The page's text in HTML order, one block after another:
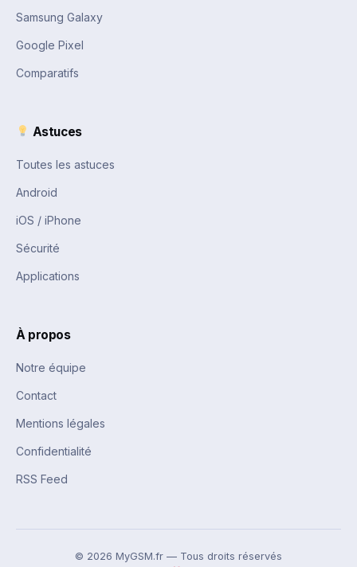
Samsung Galaxy
Google Pixel
Comparatifs
Astuces
Toutes les astuces
Android
iOS / iPhone
Sécurité
Applications
À propos
Notre équipe
Contact
Mentions légales
Confidentialité
RSS Feed
© 2026 MyGSM.fr — Tous droits réservés